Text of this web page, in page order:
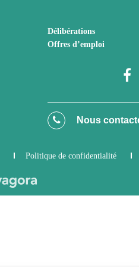
Délibérations
Offres d’emploi
Nous
Politique de confidentialité